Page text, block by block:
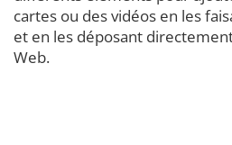
cartes ou des vidéos en les
et en les déposant
Web.